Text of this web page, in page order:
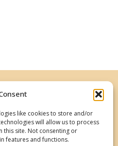
like cookies to store and/or
will allow us to process
this site. Not consenting or
features and functions.